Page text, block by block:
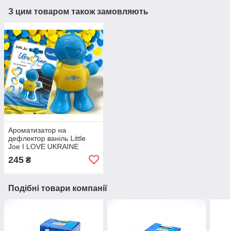
З цим товаром також замовляють
Ароматизатор на
дефлектор ваніль Little
Joe I LOVE UKRAINE
245 ₴
Подібні товари компанії